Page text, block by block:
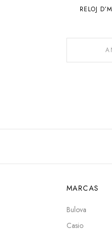
RELOJ
MARCAS
Bulova
Casio